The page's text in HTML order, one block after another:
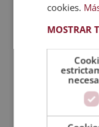
original
era:
es:
cookies.
MOSTRAR